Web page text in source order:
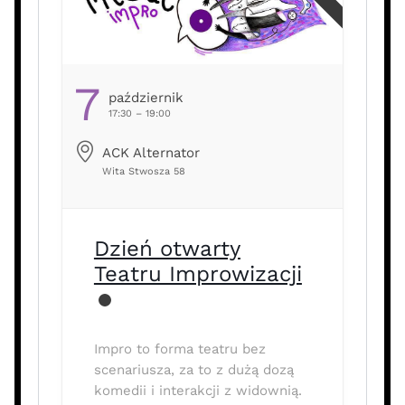
7 Październik
17:30 – 19:00
ACK Alternator
Wita Stwosza 58
Dzień otwarty
Teatru Improwizacji
Impro to forma teatru bez
scenariusza, za to z dużą dozą
komedii i interakcji z widownią.